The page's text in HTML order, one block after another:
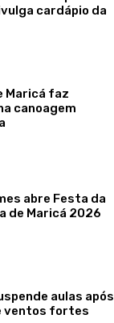
cardápio da
Maricá faz
canoagem
abre Festa da
de Maricá 2026
aulas após
ventos fortes